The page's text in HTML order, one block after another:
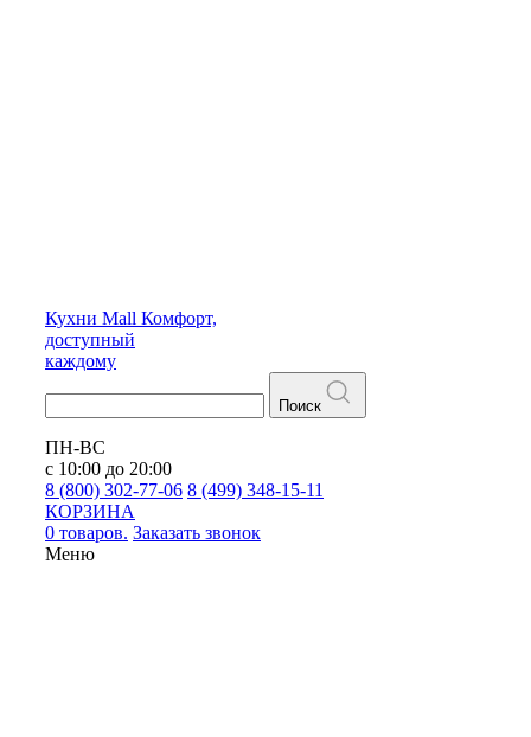
Кухни Mall Комфорт,
доступный
каждому
Поиск
ПН-ВС
с 10:00 до 20:00
8 (800) 302-77-06 8 (499) 348-15-11
КОРЗИНА
0 товаров. Заказать звонок
Меню